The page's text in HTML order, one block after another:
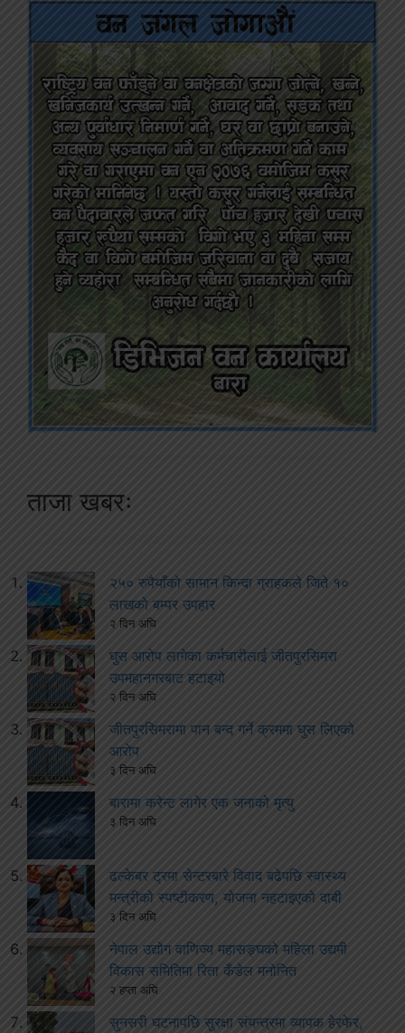
ताजा खबरः
२५० रुपैयाँको सामान किन्दा ग्राहकले जिते १०
लाखको बम्पर उपहार
२ दिन अघि
घुस आरोप लागेका कर्मचारीलाई जीतपुरसिमरा
उपमहानगरबाट हटाइयो
२ दिन अघि
जीतपुरसिमरामा पान बन्द गर्ने क्रममा घुस लिएको
आरोप
३ दिन अघि
बारामा करेन्ट लागेर एक जनाको मृत्यु
३ दिन अघि
ढल्केबर ट्रमा सेन्टरबारे विवाद बढेपछि स्वास्थ्य
मन्त्रीको स्पष्टीकरण, योजना नहटाइएको दाबी
३ दिन अघि
नेपाल उद्योग वाणिज्य महासङ्घको महिला उद्यमी
विकास समितिमा रिता कँडेल मनोनित
२ हप्ता अघि
सुनसरी घटनापछि सुरक्षा संयन्त्रमा व्यापक हेरफेर,